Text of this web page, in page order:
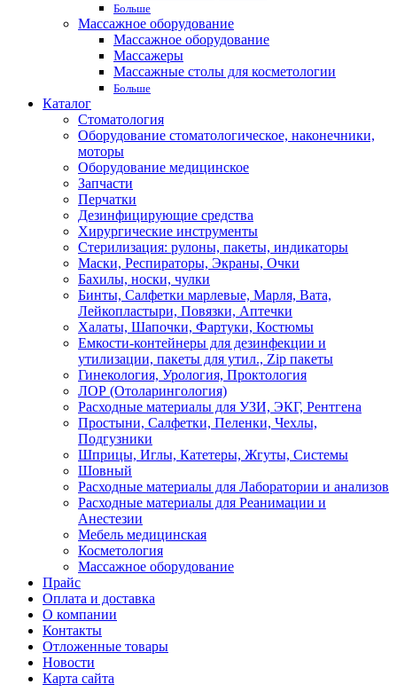
Больше
Массажное оборудование
Массажное оборудование
Массажеры
Массажные столы для косметологии
Больше
Каталог
Стоматология
Оборудование стоматологическое, наконечники,
моторы
Оборудование медицинское
Запчасти
Перчатки
Дезинфицирующие средства
Хирургические инструменты
Стерилизация: рулоны, пакеты, индикаторы
Маски, Респираторы, Экраны, Очки
Бахилы, носки, чулки
Бинты, Салфетки марлевые, Марля, Вата,
Лейкопластыри, Повязки, Аптечки
Халаты, Шапочки, Фартуки, Костюмы
Емкости-контейнеры для дезинфекции и
утилизации, пакеты для утил., Zip пакеты
Гинекология, Урология, Проктология
ЛОР (Отоларингология)
Расходные материалы для УЗИ, ЭКГ, Рентгена
Простыни, Салфетки, Пеленки, Чехлы,
Подгузники
Шприцы, Иглы, Катетеры, Жгуты, Системы
Шовный
Расходные материалы для Лаборатории и анализов
Расходные материалы для Реанимации и
Анестезии
Мебель медицинская
Косметология
Массажное оборудование
Прайс
Оплата и доставка
О компании
Контакты
Отложенные товары
Новости
Карта сайта